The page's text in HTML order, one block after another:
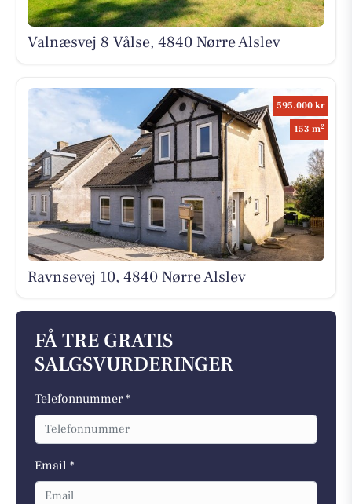
Valnæsvej 8 Vålse, 4840 Nørre Alslev
595.000 kr
153 m2
Ravnsevej 10, 4840 Nørre Alslev
FÅ TRE GRATIS
SALGSVURDERINGER
Telefonnummer *
Email *